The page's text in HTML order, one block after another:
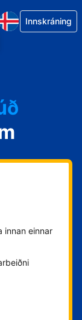
Innskráning
innan einnar